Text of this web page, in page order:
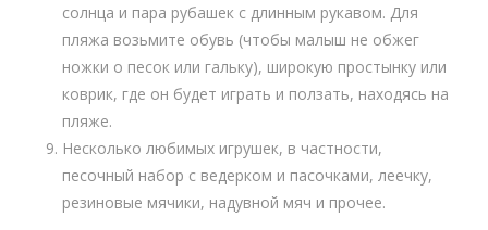
солнца и пара рубашек с длинным рукавом. Для
пляжа возьмите обувь (чтобы малыш не обжег
ножки о песок или гальку), широкую простынку или
коврик, где он будет играть и ползать, находясь на
пляже.
Несколько любимых игрушек, в частности,
песочный набор с ведерком и пасочками, леечку,
резиновые мячики, надувной мяч и прочее.